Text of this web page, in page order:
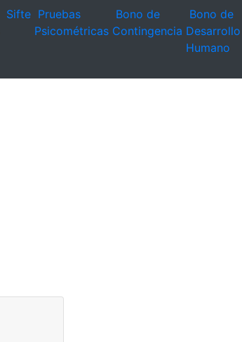
Sifte Pruebas
Psicométricas
Bono de
Contingencia
Bono de
Desarrollo
Humano